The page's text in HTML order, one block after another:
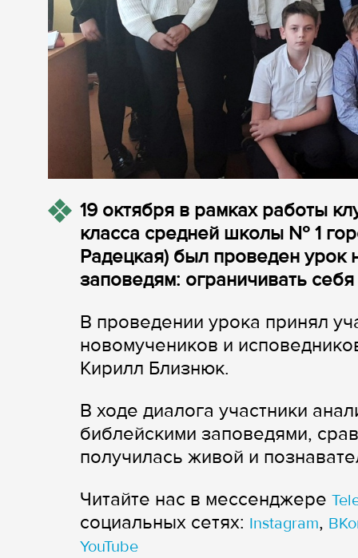
19 октября в рамках работы
класса средней школы № 1
Радецкая) был проведен урок
заповедям: ограничивать
В проведении урока принял
новомучеников и
Кирилл Близнюк.
В ходе диалога участники
библейскими заповедями,
получилась живой и
Читайте нас в мессенджере
cоциальных сетях: Instagram,
YouTube